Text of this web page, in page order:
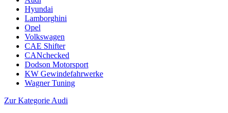
Hyundai
Lamborghini
Opel
Volkswagen
CAE Shifter
CANchecked
Dodson Motorsport
KW Gewindefahrwerke
Wagner Tuning
Zur Kategorie Audi